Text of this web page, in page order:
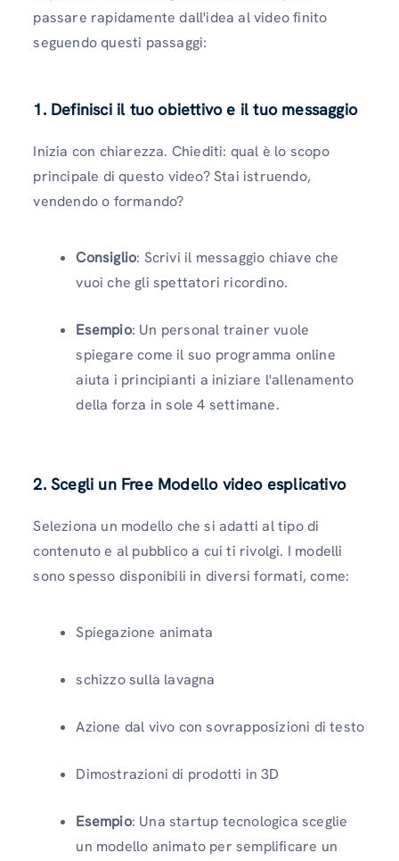
passare rapidamente dall'idea al video finito
seguendo questi passaggi:
1. Definisci il tuo obiettivo e il tuo messaggio
Inizia con chiarezza. Chiediti: qual è lo scopo
principale di questo video? Stai istruendo,
vendendo o formando?
Consiglio: Scrivi il messaggio chiave che
vuoi che gli spettatori ricordino.
Esempio: Un personal trainer vuole
spiegare come il suo programma online
aiuta i principianti a iniziare l'allenamento
della forza in sole 4 settimane.
2. Scegli un Free Modello video esplicativo
Seleziona un modello che si adatti al tipo di
contenuto e al pubblico a cui ti rivolgi. I modelli
sono spesso disponibili in diversi formati, come:
Spiegazione animata
schizzo sulla lavagna
Azione dal vivo con sovrapposizioni di testo
Dimostrazioni di prodotti in 3D
Esempio: Una startup tecnologica sceglie
un modello animato per semplificare un